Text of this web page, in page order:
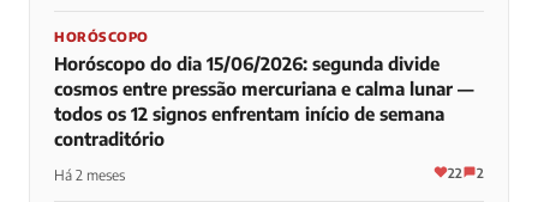
HORÓSCOPO
Horóscopo do dia 15/06/2026: segunda divide
cosmos entre pressão mercuriana e calma lunar —
todos os 12 signos enfrentam início de semana
contraditório
Há 2 meses 22 2